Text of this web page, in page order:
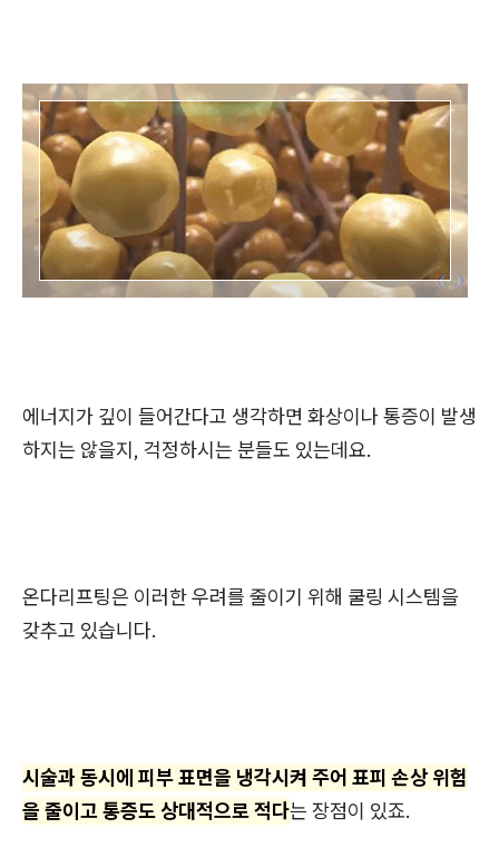
에너지가 깊이 들어간다고 생각하면 화상이나 통증이 발생
하지는 않을지, 걱정하시는 분들도 있는데요.
온다리프팅은 이러한 우려를 줄이기 위해 쿨링 시스템을
갖추고 있습니다.
시술과 동시에 피부 표면을 냉각시켜 주어 표피 손상 위험
을 줄이고 통증도 상대적으로 적다는 장점이 있죠.